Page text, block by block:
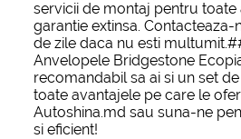
servicii de montaj pentru
garantie extinsa.
de zile daca nu esti
Anvelopele Bridgestone
recomandabil sa ai si un set
toate avantajele pe care le
Autoshina.md sau suna-ne
si eficient!